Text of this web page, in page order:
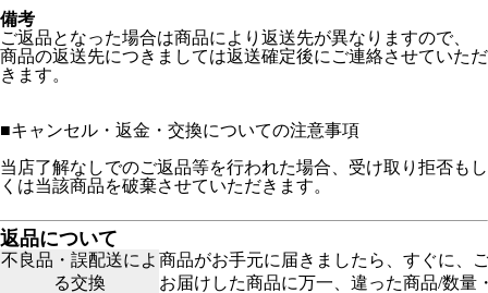
備考
ご返品となった場合は商品により返送先が異なりますので、
商品の返送先につきましては返送確定後にご連絡させていただ
きます。
■キャンセル・返金・交換についての注意事項
当店了解なしでのご返品等を行われた場合、受け取り拒否もし
くは当該商品を破棄させていただきます。
返品について
不良品・誤配送によ
る交換
商品がお手元に届きましたら、すぐに、
お届けした商品に万一、違った商品/数